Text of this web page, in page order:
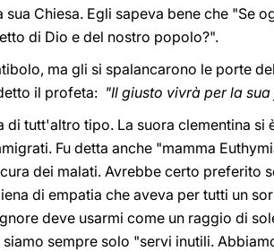
Chiesa. Egli sapeva bene che "Se
di Dio e del nostro popolo?".
ma gli si spalancarono le porte
il profeta: "Il giusto vivrà per la
di tutt'altro tipo. La suora clementina si
Fu detta anche "mamma
dei malati. Avrebbe certo preferito
di empatia che aveva per tutti un
deve usarmi come un raggio di
sempre solo "servi inutili.